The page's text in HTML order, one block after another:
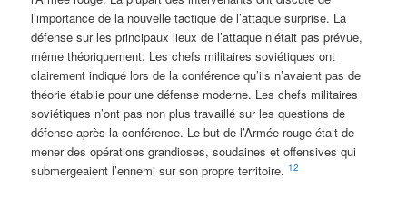
l’importance de la nouvelle tactique de l’attaque surprise. La
défense sur les principaux lieux de l’attaque n’était pas prévue,
même théoriquement. Les chefs militaires soviétiques ont
clairement indiqué lors de la conférence qu’ils n’avaient pas de
théorie établie pour une défense moderne. Les chefs militaires
soviétiques n’ont pas non plus travaillé sur les questions de
défense après la conférence. Le but de l’Armée rouge était de
mener des opérations grandioses, soudaines et offensives qui
submergeaient l’ennemi sur son propre territoire. 12